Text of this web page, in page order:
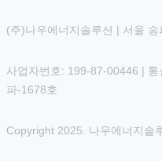
(주)나우에너지솔루션 | 서울
사업자번호: 199-87-00446 |
파-1678호
Copyright 2025. 나우에너지솔